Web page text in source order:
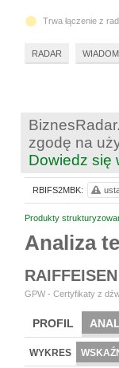
zgodę na
Dowiedz się
Produkty
Analiza
GPW - Certyfikaty z
PROFIL
WYKRES
RBIFS2MBK:
Trwa łączenie z
RADAR